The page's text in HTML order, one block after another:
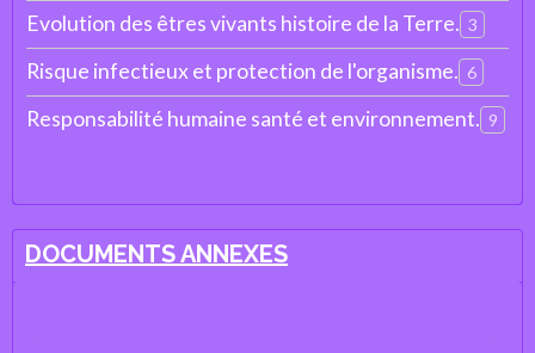
Evolution des êtres vivants histoire de la Terre. 3
Risque infectieux et protection de l'organisme. 6
Responsabilité humaine santé et environnement. 9
DOCUMENTS ANNEXES